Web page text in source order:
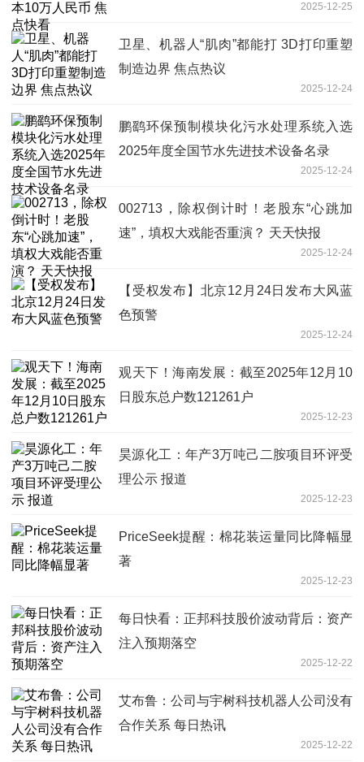
2025-12-25
卫星、机器人“肌肉”都能打 3D打印重塑
制造边界 焦点热议
2025-12-24
鹏鹞环保预制模块化污水处理系统入选
2025年度全国节水先进技术设备名录
2025-12-24
002713，除权倒计时！老股东“心跳加
速”，填权大戏能否重演？ 天天快报
2025-12-24
【受权发布】北京12月24日发布大风蓝
色预警
2025-12-24
观天下！海南发展：截至2025年12月10
日股东总户数121261户
2025-12-23
昊源化工：年产3万吨己二胺项目环评受
理公示 报道
2025-12-23
PriceSeek提醒：棉花装运量同比降幅显
著
2025-12-23
每日快看：正邦科技股价波动背后：资产
注入预期落空
2025-12-22
艾布鲁：公司与宇树科技机器人公司没有
合作关系 每日热讯
2025-12-22